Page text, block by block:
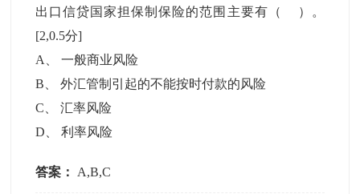
出口信贷国家担保制保险的范围主要有（ ）。
[2,0.5分]
A
、一般商业风险
B 、外汇管制引起的不能按时付款的风险
C 、汇率风险
D 、利率风险
答案： A,B,C